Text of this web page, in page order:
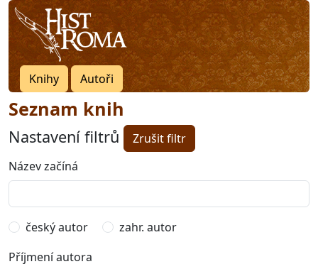
Knihy Autoři
Seznam knih
Nastavení filtrů
Zrušit filtr
Název začíná
český autor
zahr. autor
Příjmení autora